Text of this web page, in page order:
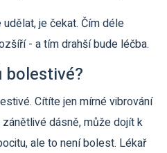
je čekat. Čím déle
- a tím drahší bude léčba.
bolestivé?
Cítíte jen mírné vibrování
dásně, může dojít k
ale to není bolest. Lékař